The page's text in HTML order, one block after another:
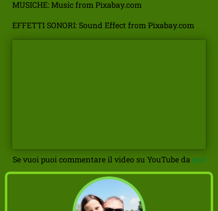
MUSICHE: Music from Pixabay.com
EFFETTI SONORI: Sound Effect from Pixabay.com
Se vuoi puoi commentare il video su YouTube da qui!